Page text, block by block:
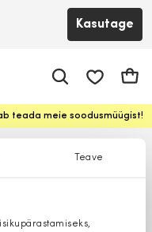
Teave
Kasutage
teada meie soodusmüügist!